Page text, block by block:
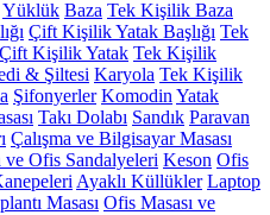
Yüklük Baza Tek Kişilik Baza
Çift Kişilik Yatak Başlığı Tek
Çift Kişilik Yatak Tek Kişilik
& Şiltesi Karyola Tek Kişilik
Şifonyerler Komodin Yatak
Takı Dolabı Sandık Paravan
Çalışma ve Bilgisayar Masası
ve Ofis Sandalyeleri Keson Ofis
Ayaklı Küllükler Laptop
Masası Ofis Masası ve